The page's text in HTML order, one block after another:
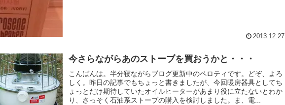
2013.12.27
今さらながらあのストーブを買おうかと・・・
こんばんは。半分寝ながらブログ更新中のペロティです。どぞ、よろ
しく。昨日の記事でもちょっと書きましたが、今回暖房器具としてち
ょっとだけ期待していたオイルヒーターがあまり役に立たないとわか
り、さっそく石油系ストーブの購入を検討しました。ま、電...